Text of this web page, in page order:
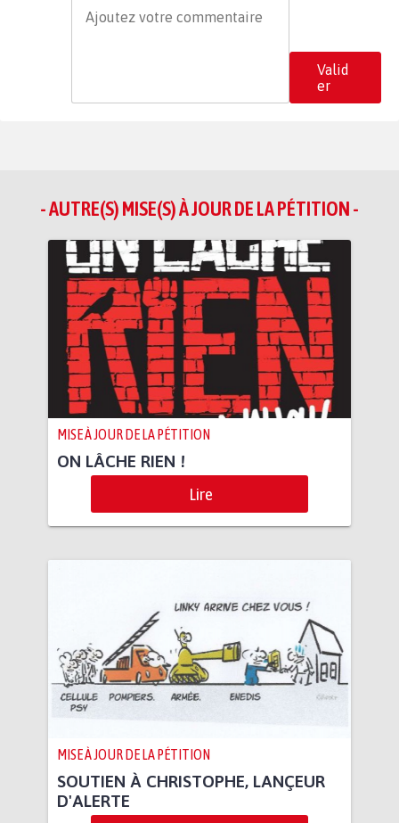
Valid
er
- AUTRE(S) MISE(S) À JOUR DE LA PÉTITION -
MISE À JOUR DE LA PÉTITION
ON LÂCHE RIEN !
Lire
MISE À JOUR DE LA PÉTITION
SOUTIEN À CHRISTOPHE, LANÇEUR
D'ALERTE